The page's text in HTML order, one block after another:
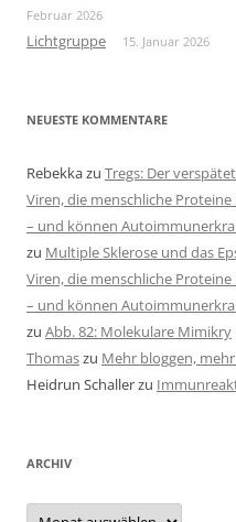
Februar 2026
Lichtgruppe 15. Januar 2026
NEUESTE KOMMENTARE
Rebekkazu Tregs: Der
Viren, die menschliche
– und können
zu Multiple Sklerose und das
Viren, die menschliche
– und können
zu Abb. 82: Molekulare Mimikry
Thomaszu Mehr bloggen,
Heidrun Schallerzu
ARCHIV
Archiv